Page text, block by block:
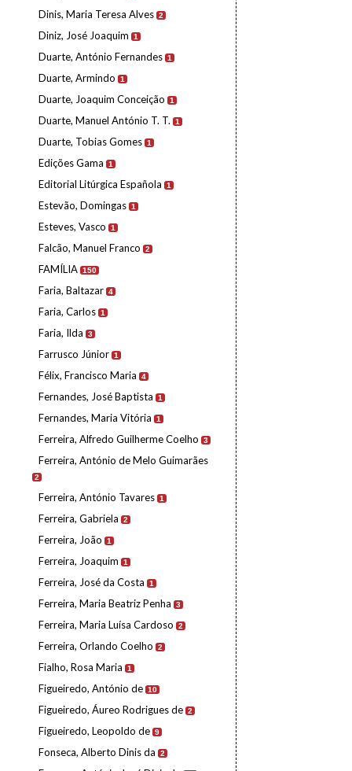
Dinis, Maria Teresa Alves 2
Diniz, José Joaquim 1
Duarte, António Fernandes 1
Duarte, Armindo 1
Duarte, Joaquim Conceição 1
Duarte, Manuel António T. T. 1
Duarte, Tobias Gomes 1
Edições Gama 1
Editorial Litúrgica Española 1
Estevão, Domingas 1
Esteves, Vasco 1
Falcão, Manuel Franco 2
FAMÍLIA 150
Faria, Baltazar 4
Faria, Carlos 1
Faria, Ilda 3
Farrusco Júnior 1
Félix, Francisco Maria 4
Fernandes, José Baptista 1
Fernandes, Maria Vitória 1
Ferreira, Alfredo Guilherme Coelho 3
Ferreira, António de Melo Guimarães
2
Ferreira, António Tavares 1
Ferreira, Gabriela 2
Ferreira, João 1
Ferreira, Joaquim 1
Ferreira, José da Costa 1
Ferreira, Maria Beatriz Penha 3
Ferreira, Maria Luísa Cardoso 2
Ferreira, Orlando Coelho 2
Fialho, Rosa Maria 1
Figueiredo, António de 10
Figueiredo, Áureo Rodrigues de 2
Figueiredo, Leopoldo de 9
Fonseca, Alberto Dinis da 2